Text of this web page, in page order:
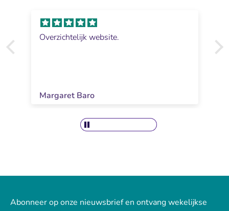
Overzichtelijk website.
Margaret Baro
Abonneer op onze nieuwsbrief en ontvang wekelijkse